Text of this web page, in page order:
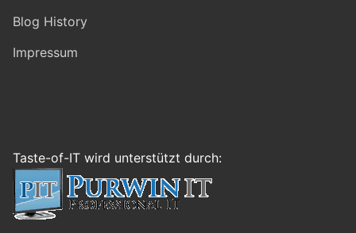
Blog History
Impressum
Taste-of-IT wird unterstützt durch: